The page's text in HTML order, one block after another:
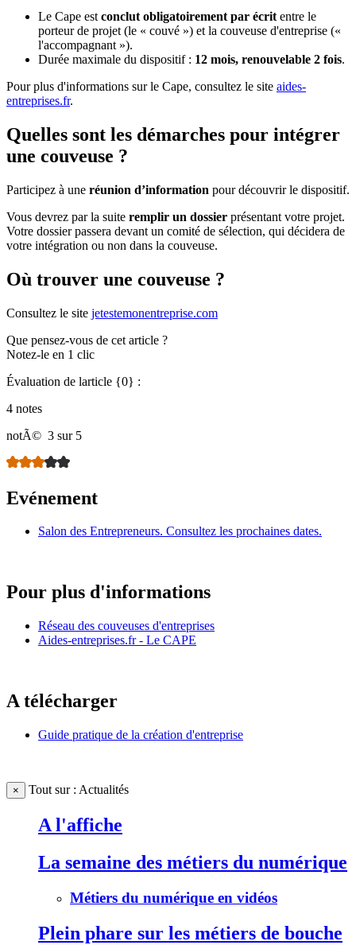
Le Cape est conclut obligatoirement par écrit entre le
porteur de projet (le « couvé ») et la couveuse d'entreprise («
l'accompagnant »).
Durée maximale du dispositif : 12 mois, renouvelable 2 fois.
Pour plus d'informations sur le Cape, consultez le site aides-
entreprises.fr.
Quelles sont les démarches pour intégrer
une couveuse ?
Participez à une réunion d’information pour découvrir le dispositif.
Vous devrez par la suite remplir un dossier présentant votre projet.
Votre dossier passera devant un comité de sélection, qui décidera de
votre intégration ou non dans la couveuse.
Où trouver une couveuse ?
Consultez le site jetestemonentreprise.com
Que pensez-vous de cet article ?
Notez-le en 1 clic
Évaluation de larticle {0} :
4 notes
notÃ© 3 sur 5
Evénement
Salon des Entrepreneurs. Consultez les prochaines dates.
Pour plus d'informations
Réseau des couveuses d'entreprises
Aides-entreprises.fr - Le CAPE
A télécharger
Guide pratique de la création d'entreprise
× Tout sur : Actualités
A l'affiche
La semaine des métiers du numérique
Métiers du numérique en vidéos
Plein phare sur les métiers de bouche